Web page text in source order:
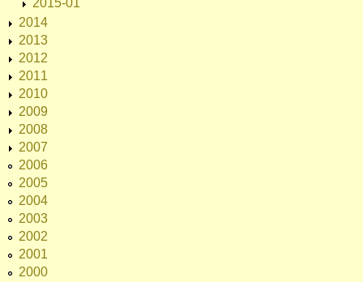
2015-01
2014
2013
2012
2011
2010
2009
2008
2007
2006
2005
2004
2003
2002
2001
2000